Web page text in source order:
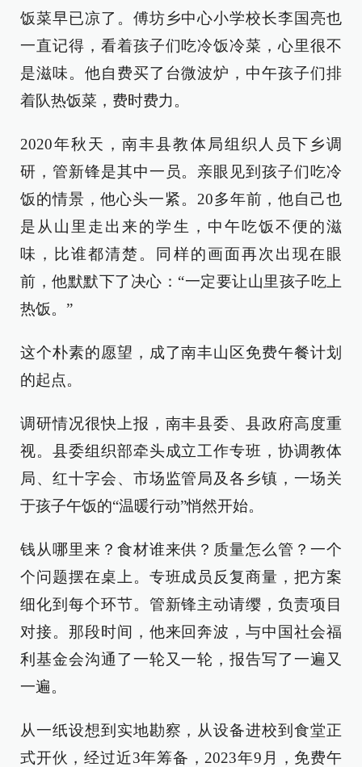
饭菜早已凉了。傅坊乡中心小学校长李国亮也
一直记得，看着孩子们吃冷饭冷菜，心里很不
是滋味。他自费买了台微波炉，中午孩子们排
着队热饭菜，费时费力。
2020年秋天，南丰县教体局组织人员下乡调
研，管新锋是其中一员。亲眼见到孩子们吃冷
饭的情景，他心头一紧。20多年前，他自己也
是从山里走出来的学生，中午吃饭不便的滋
味，比谁都清楚。同样的画面再次出现在眼
前，他默默下了决心：“一定要让山里孩子吃上
热饭。”
这个朴素的愿望，成了南丰山区免费午餐计划
的起点。
调研情况很快上报，南丰县委、县政府高度重
视。县委组织部牵头成立工作专班，协调教体
局、红十字会、市场监管局及各乡镇，一场关
于孩子午饭的“温暖行动”悄然开始。
钱从哪里来？食材谁来供？质量怎么管？一个
个问题摆在桌上。专班成员反复商量，把方案
细化到每个环节。管新锋主动请缨，负责项目
对接。那段时间，他来回奔波，与中国社会福
利基金会沟通了一轮又一轮，报告写了一遍又
一遍。
从一纸设想到实地勘察，从设备进校到食堂正
式开伙，经过近3年筹备，2023年9月，免费午